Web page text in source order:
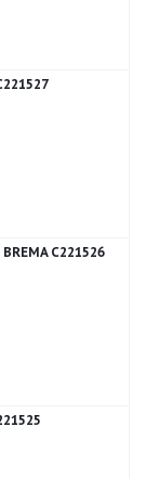
C221526